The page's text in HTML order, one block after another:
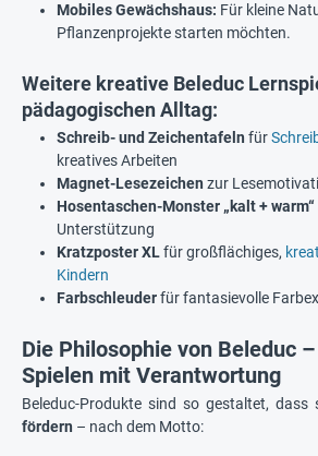
Mobiles Gewächshaus: Für kleine
Pflanzenprojekte starten möchten.
Weitere kreative Beleduc
pädagogischen Alltag:
Schreib- und Zeichentafeln für
kreatives Arbeiten
Magnet-Lesezeichen zur
Hosentaschen-Monster „kalt + warm“
Unterstützung
Kratzposter XLfür großflächiges,
Kindern
Farbschleuderfür fantasievolle
Die Philosophie von Beleduc
Spielen mit Verantwortung
Beleduc-Produkte sind so gestaltet, dass
fördern – nach dem Motto: